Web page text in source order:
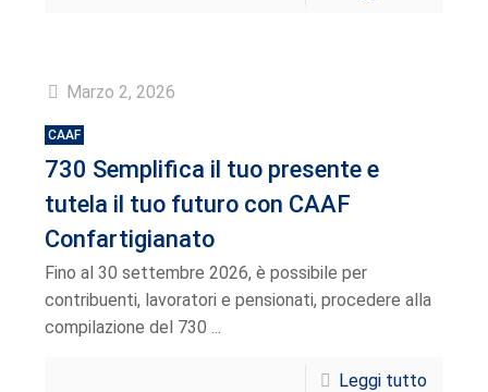
Marzo 2, 2026
CAAF
730 Semplifica il tuo presente e
tutela il tuo futuro con CAAF
Confartigianato
Fino al 30 settembre 2026, è possibile per
contribuenti, lavoratori e pensionati, procedere alla
compilazione del 730 ...
Leggi tutto